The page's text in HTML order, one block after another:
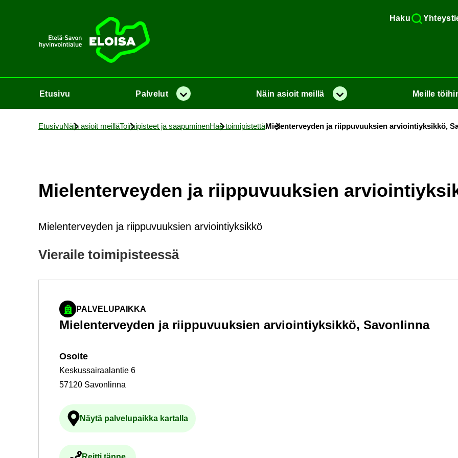
Haku
Etusi­vu
Etusi­vu Pal­ve­lut Va­lik­ko Näin asioit meil­lä Va­lik­ko Meil­le
Etusi­vuNäin asioit meil­läToi­mi­pis­teet ja saa­pu­mi­nenHae toi­mi­pis­tet­täMie­len­ter­vey­den ja riip­pu­vuuk­sien ar­vioin­tiyk­sik­kö,
Mie­len­ter­vey­den ja riip­pu­vuuk­sien
Mielenterveyden ja riippuvuuksien arviointiyksikkö
Vie­rai­le toi­mi­pis­tees­sä
PALVELUPAIKKA
Mie­len­ter­vey­den ja riip­pu­vuuk­sien ar­vioin­tiyk­sik­kö, Sa­von­lin­na
Osoi­te
Keskussairaalantie 6
57120 Savonlinna
Ul­koi­nen pal­ve­lu avau­tuu uu­del­le vä­li­leh­del­le
Näytä pal­ve­lu­paik­ka kar­tal­la